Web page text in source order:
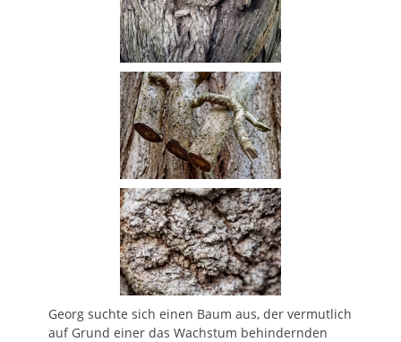
Georg suchte sich einen Baum aus, der vermutlich
auf Grund einer das Wachstum behindernden